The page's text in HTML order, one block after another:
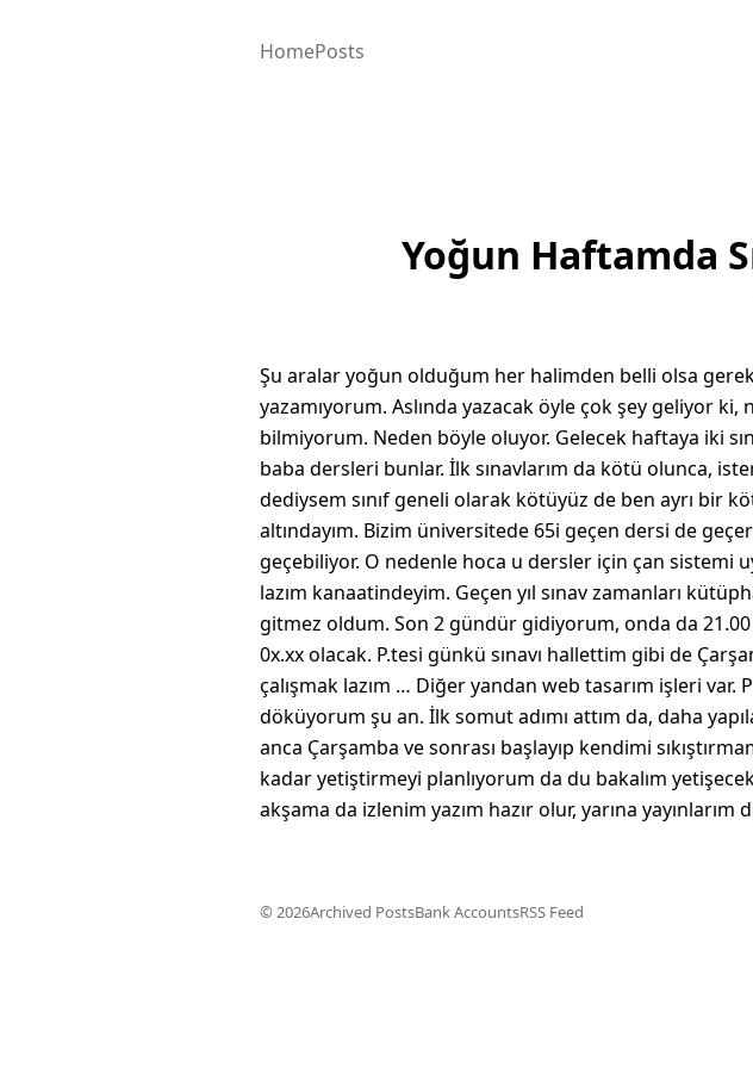
HomePosts
Yoğun Haftamda
Şu aralar yoğun olduğum her halimden belli olsa
yazamıyorum. Aslında yazacak öyle çok şey geliyor ki,
bilmiyorum. Neden böyle oluyor. Gelecek haftaya iki
baba dersleri bunlar. İlk sınavlarım da kötü olunca,
dediysem sınıf geneli olarak kötüyüz de ben ayrı bir
altındayım. Bizim üniversitede 65i geçen dersi de
geçebiliyor. O nedenle hoca u dersler için çan sistemi
lazım kanaatindeyim. Geçen yıl sınav zamanları
gitmez oldum. Son 2 gündür gidiyorum, onda da 21.00
0x.xx olacak. P.tesi günkü sınavı hallettim gibi de
çalışmak lazım … Diğer yandan web tasarım işleri var.
döküyorum şu an. İlk somut adımı attım da, daha
anca Çarşamba ve sonrası başlayıp kendimi
kadar yetiştirmeyi planlıyorum da du bakalım
akşama da izlenim yazım hazır olur, yarına yayınlarım
© 2026Archived PostsBank AccountsRSS Feed